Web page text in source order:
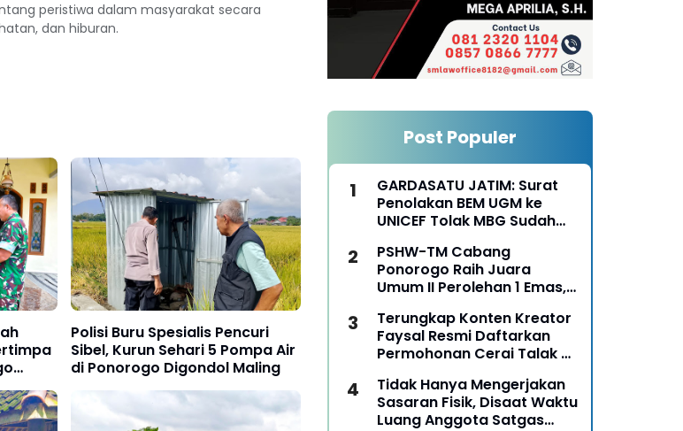
peristiwa dalam masyarakat secara
dan hiburan.
Polisi Buru Spesialis Pencuri
Sibel, Kurun Sehari 5 Pompa Air
di Ponorogo Digondol Maling
Post Populer
GARDASATU JATIM: Surat
Penolakan BEM UGM ke
UNICEF Tolak MBG Sudah
PSHW-TM Cabang
Ponorogo Raih Juara
Umum II Perolehan 1 Emas,
pada Kejurkab IPSI
Ponorogo Tahun 2026
Terungkap Konten Kreator
Faysal Resmi Daftarkan
Permohonan Cerai Talak Di
Ponorogo
Tidak Hanya Mengerjakan
Sasaran Fisik, Disaat Waktu
Luang Anggota Satgas